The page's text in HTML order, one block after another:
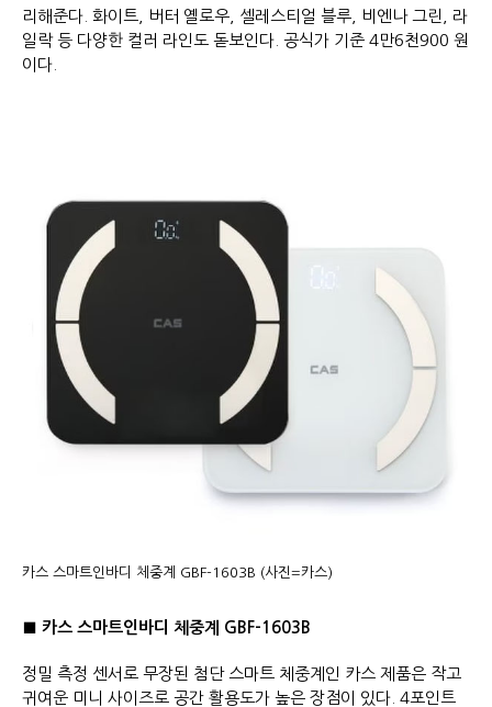
리해준다. 화이트, 버터 옐로우, 셀레스티얼 블루, 비엔나 그린, 라
일락 등 다양한 컬러 라인도 돋보인다. 공식가 기준 4만6천900 원
이다.
카스 스마트인바디 체중계 GBF-1603B (사진=카스)
■ 카스 스마트인바디 체중계 GBF-1603B
정밀 측정 센서로 무장된 첨단 스마트 체중계인 카스 제품은 작고
귀여운 미니 사이즈로 공간 활용도가 높은 장점이 있다. 4포인트